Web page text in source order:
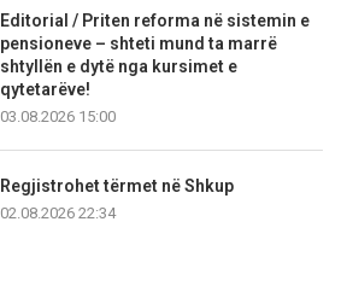
Editorial / Priten reforma në sistemin e
pensioneve – shteti mund ta marrë
shtyllën e dytë nga kursimet e
qytetarëve!
03.08.2026 15:00
Regjistrohet tërmet në Shkup
02.08.2026 22:34